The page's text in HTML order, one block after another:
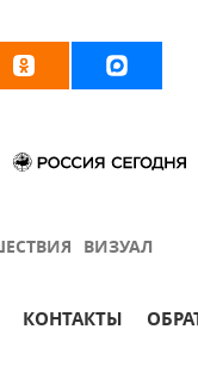
ВИЗУАЛ
КОНТАКТЫ